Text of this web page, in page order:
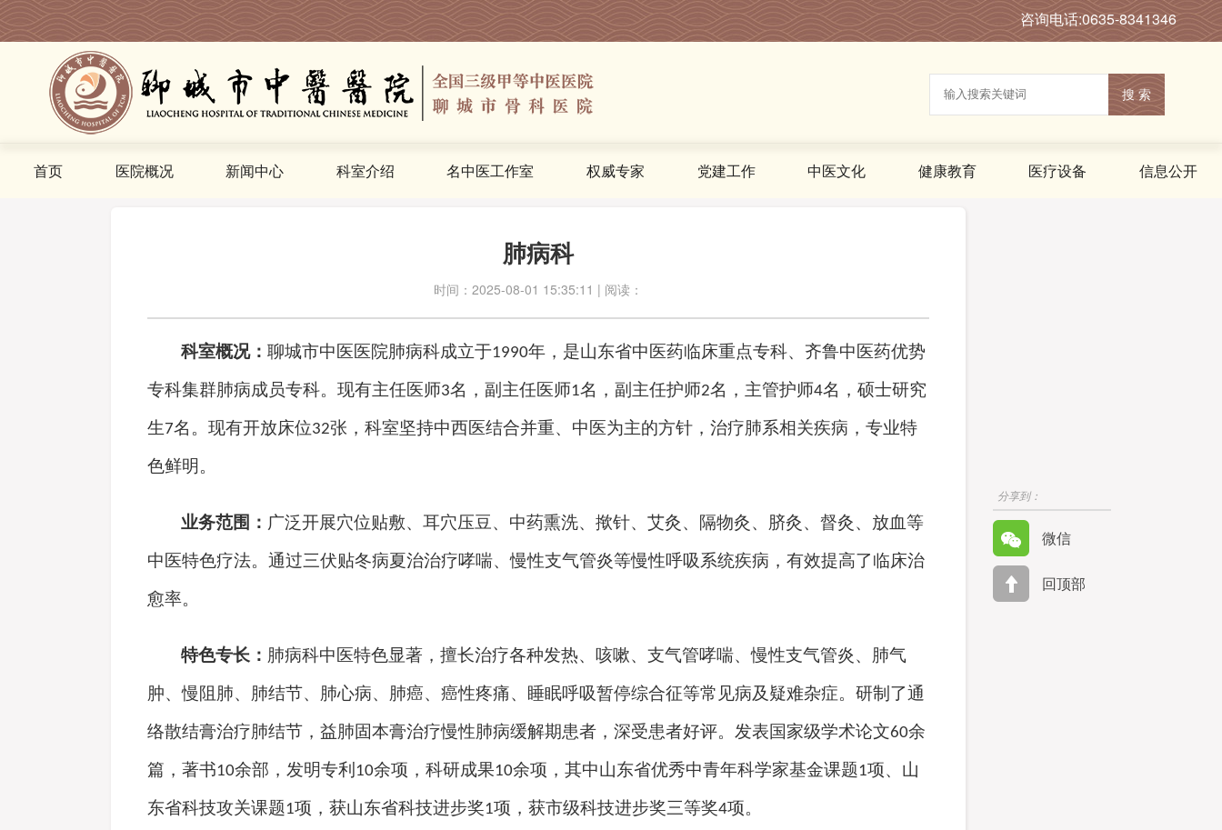
咨询电话:0635-8341346
搜 索
首页 医院概况 新闻中心 科室介绍 名中医工作室 权威专家 党建工作 中医文化 健康教育 医疗设备 信息公开
分享到：
微信
回顶部
您当前的位置是: 首页>科室介绍 >肺病科> 科室介绍
肺病科
时间：2025-08-01 15:35:11 | 阅读：
科室概况：聊城市中医医院肺病科成立于1990年，是山东省中医药临床重点专科、齐鲁中医药优势
专科集群肺病成员专科。 现有主任医师3名， 副主任医师1名 ， 副主任护师2名，主管护师4名，硕士研究
生7名。现有开放床位32张，科室坚持中西医结合并重、 中医为主的方针，治疗肺系相关疾病，专业特
色鲜明。
业务范围： 广泛开展穴位贴敷、耳穴压豆、中药熏洗、揿针、艾灸、隔物灸、 脐灸、督灸、放血等
中医特色疗法。 通过三伏贴冬病夏治治疗哮喘、慢性支气管炎等慢性呼吸系统疾病，有效提高了临床治
愈率。
特色专长： 肺病科中医特色显著，擅长治疗各种发热、 咳嗽、支气管哮喘、慢性支气管炎、肺气
肿、慢阻肺、 肺结节、肺心病、肺癌、癌性疼痛、 睡眠呼吸暂停综合征等常见病及疑难杂症。研制了通
络散结膏治疗肺结节，益肺固本膏治疗慢性肺病缓解期患者，深受患者好评。发表国家级学术论文60余
篇，著书10余部，发明专利 10余项，科研成果10余项，其中山东省优秀中青年科学家基金课题1项、山
东省科技攻关课题1项，获山东省科技进步奖1项，获市级科技进步奖三等奖4项。